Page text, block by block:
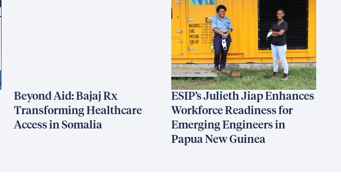
Beyond Aid: Bajaj Rx
Transforming Healthcare
Access in Somalia
ESIP’s Julieth Jiap Enhances
Workforce Readiness for
Emerging Engineers in
Papua New Guinea